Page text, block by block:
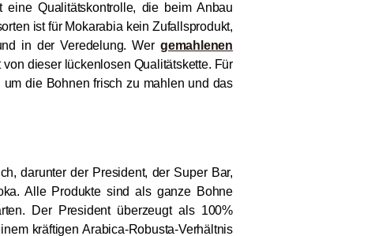
Qualitätskontrolle, die beim Anbau
ist für Mokarabia kein Zufallsprodukt,
in der Veredelung. Wer gemahlenen
dieser lückenlosen Qualitätskette. Für
um die Bohnen frisch zu mahlen und das
darunter der President, der Super Bar,
Alle Produkte sind als ganze Bohne
Der President überzeugt als 100%
kräftigen Arabica-Robusta-Verhältnis